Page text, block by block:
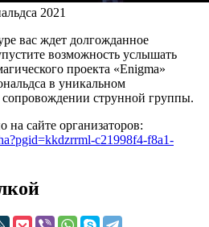
2021
вас ждет долгожданное
возможность услышать
проекта «Enigma»
в уникальном
струнной группы.
сайте организаторов:
c21998f4-f8a1-